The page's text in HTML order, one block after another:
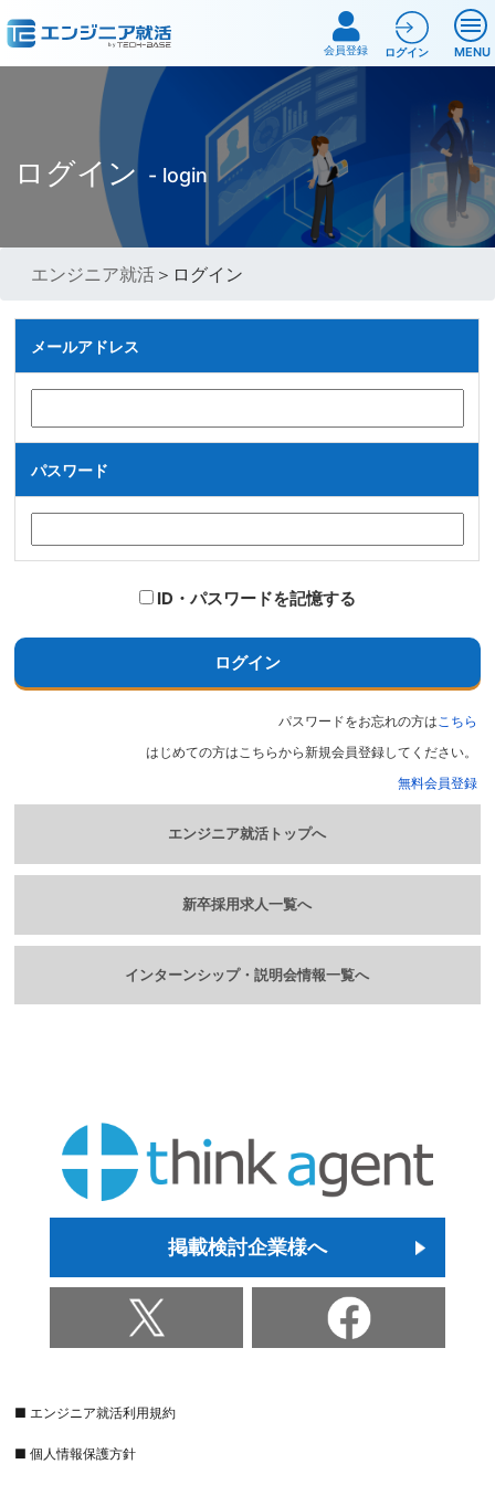
MENU
会員登録 ログイン
ログイン - login
エンジニア就活 ＞ログイン
メールアドレス
パスワード
ID・パスワードを記憶する
ログイン
パスワードをお忘れの方はこちら
はじめての方はこちらから新規会員登録してください。
無料会員登録
エンジニア就活トップへ
新卒採用求人一覧へ
インターンシップ・説明会情報一覧へ
掲載検討企業様へ
■ エンジニア就活利用規約
■ 個人情報保護方針